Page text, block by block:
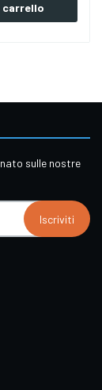
carrello
sulle nostre
Iscriviti